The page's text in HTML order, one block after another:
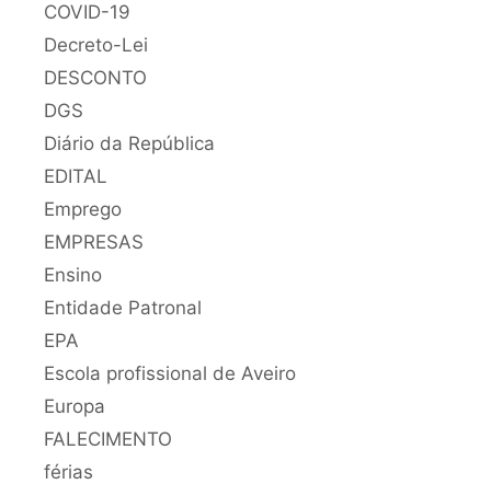
COVID-19
Decreto-Lei
DESCONTO
DGS
Diário da República
EDITAL
Emprego
EMPRESAS
Ensino
Entidade Patronal
EPA
Escola profissional de Aveiro
Europa
FALECIMENTO
férias